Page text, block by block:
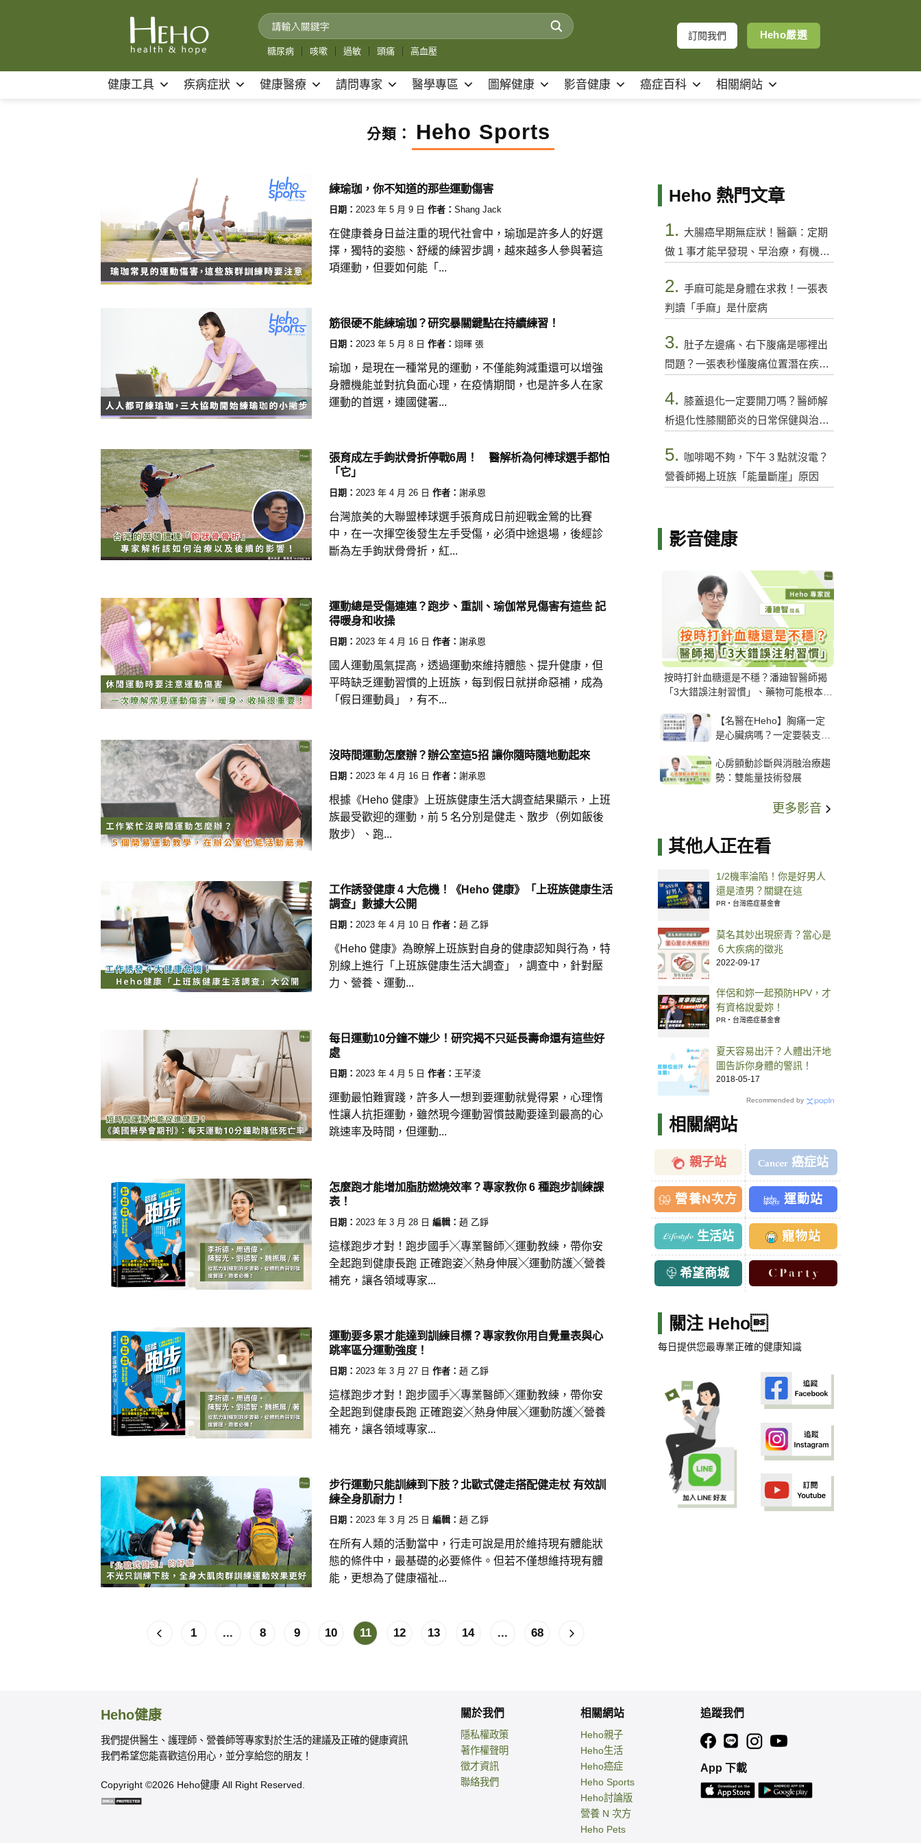
糖尿病 咳嗽 過敏 頭痛 高血壓
訂閱我們 Heho嚴選
健康工具 疾病症狀 健康醫療 請問專家 醫學專區 圖解健康 影音健康 癌症百科 相關網站
分類： Heho Sports
練瑜珈，你不知道的那些運動傷害
日期： 2023 年 5 月 9 日 作者： Shang Jack
在健康養身日益注重的現代社會中，瑜珈是許多人的好選
擇，獨特的姿態、舒緩的練習步調，越來越多人參與著這
項運動，但要如何能「...
筋很硬不能練瑜珈？研究暴關鍵點在持續練習！
日期： 2023 年 5 月 8 日 作者： 翊暉 張
瑜珈，是現在一種常見的運動，不僅能夠減重還可以增強
身體機能並對抗負面心理，在疫情期間，也是許多人在家
運動的首選，連國健署...
張育成左手鉤狀骨折停戰6周！ 醫解析為何棒球選手都怕
「它」
日期： 2023 年 4 月 26 日 作者： 謝承恩
台灣旅美的大聯盟棒球選手張育成日前迎戰金鶯的比賽
中，在一次揮空後發生左手受傷，必須中途退場，後經診
斷為左手鉤狀骨骨折，紅...
運動總是受傷連連？跑步、重訓、瑜伽常見傷害有這些 記
得暖身和收操
日期： 2023 年 4 月 16 日 作者： 謝承恩
國人運動風氣提高，透過運動來維持體態、提升健康，但
平時缺乏運動習慣的上班族，每到假日就拼命惡補，成為
「假日運動員」，有不...
沒時間運動怎麼辦？辦公室這5招 讓你隨時隨地動起來
日期： 2023 年 4 月 16 日 作者： 謝承恩
根據《Heho 健康》上班族健康生活大調查結果顯示，上班
族最受歡迎的運動，前 5 名分別是健走、散步（例如飯後
散步）、跑...
工作誘發健康 4 大危機！《Heho 健康》「上班族健康生活
調查」數據大公開
日期： 2023 年 4 月 10 日 作者： 趙 乙錚
《Heho 健康》為瞭解上班族對自身的健康認知與行為，特
別線上進行「上班族健康生活大調查」，調查中，針對壓
力、營養、運動...
每日運動10分鐘不嫌少！研究揭不只延長壽命還有這些好
處
日期： 2023 年 4 月 5 日 作者： 王芊淩
運動最怕難實踐，許多人一想到要運動就覺得累，心理惰
性讓人抗拒運動，雖然現今運動習慣鼓勵要達到最高的心
跳速率及時間，但運動...
怎麼跑才能增加脂肪燃燒效率？專家教你 6 種跑步訓練課
表！
日期： 2023 年 3 月 28 日 編輯： 趙 乙錚
這樣跑步才對！跑步國手╳專業醫師╳運動教練，帶你安
全起跑到健康長跑 正確跑姿╳熱身伸展╳運動防護╳營養
補充，讓各領域專家...
運動要多累才能達到訓練目標？專家教你用自覺量表與心
跳率區分運動強度！
日期： 2023 年 3 月 27 日 作者： 趙 乙錚
這樣跑步才對！跑步國手╳專業醫師╳運動教練，帶你安
全起跑到健康長跑 正確跑姿╳熱身伸展╳運動防護╳營養
補充，讓各領域專家...
步行運動只能訓練到下肢？北歐式健走搭配健走杖 有效訓
練全身肌耐力！
日期： 2023 年 3 月 25 日 編輯： 趙 乙錚
在所有人類的活動當中，行走可說是用於維持現有體能狀
態的條件中，最基礎的必要條件。但若不僅想維持現有體
能，更想為了健康福祉...
1 ... 8 9 10 11 12 13 14 ... 68
Heho 熱門文章
1. 大腸癌早期無症狀！醫籲：定期
做 1 事才能早發現、早治療，有機會
2. 手麻可能是身體在求救！一張表
判讀「手麻」是什麼病
3. 肚子左邊痛、右下腹痛是哪裡出
問題？一張表秒懂腹痛位置潛在疾病
4. 膝蓋退化一定要開刀嗎？醫師解
析退化性膝關節炎的日常保健與治療
5.
咖啡喝不夠，下午 3 點就沒電？
營養師揭上班族「能量斷崖」原因
影音健康
按時打針血糖還是不穩？潘廸智醫師揭
「3大錯誤注射習慣」、藥物可能根本沒
【名醫在Heho】胸痛一定
是心臟病嗎？一定要裝支
解析支架種類、風險與選擇
關鍵
心房顫動診斷與消融治療趨
勢：雙能量技術發展
更多影音
其他人正在看
1/2機率淪陷！你是好男人
還是渣男？關鍵在這
PR・台灣癌症基金會
莫名其妙出現瘀青？當心是
６大疾病的徵兆
2022-09-17
伴侶和妳一起預防HPV，才
有資格說愛妳！
PR・台灣癌症基金會
夏天容易出汗？人體出汗地
圖告訴你身體的警訊！
2018-05-17
Recommended by
相關網站
親子站 癌症站
營養N次方 運動站
生活站 寵物站
希望商城
關注 Heho
每日提供您最專業正確的健康知識
Heho健康
我們提供醫生、護理師、營養師等專家對於生活的建議及正確的健康資訊
我們希望您能喜歡這份用心，並分享給您的朋友！
Copyright ©2026 Heho健康 All Right Reserved.
關於我們
隱私權政策
著作權聲明
徵才資訊
聯絡我們
相關網站
Heho親子
Heho生活
Heho癌症
Heho Sports
Heho討論版
營養 N 次方
Heho Pets
追蹤我們
App 下載